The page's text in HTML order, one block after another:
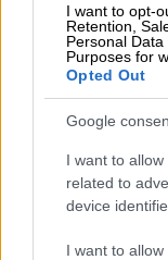
I want to opt-
Retention,
Personal
Purposes for
Opted Out
Google
I want to
related to
device
I want to